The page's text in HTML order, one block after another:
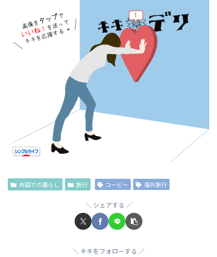
外国での暮らし 旅行 コーヒー 海外旅行
シェアする
キキをフォローする